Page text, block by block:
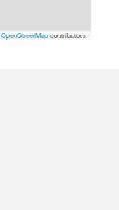
OpenStreetMapcontributors